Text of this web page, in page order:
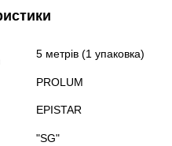
5 метрів (1 упаковка)
PROLUM
EPISTAR
"SG"